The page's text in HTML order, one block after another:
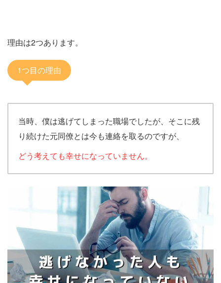
理由は2つあります。
1つ目の理由
当時、僕は逃げてしまった職場でしたが、そこに残
り続けた元同僚とは今も連絡を取るのですが、
どう考えても幸せになっていません。